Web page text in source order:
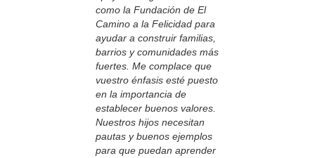
como la Fundación de El
Camino a la Felicidad para
ayudar a construir familias,
barrios y comunidades más
fuertes. Me complace que
vuestro énfasis esté puesto
en la importancia de
establecer buenos valores.
Nuestros hijos necesitan
pautas y buenos ejemplos
para que puedan aprender